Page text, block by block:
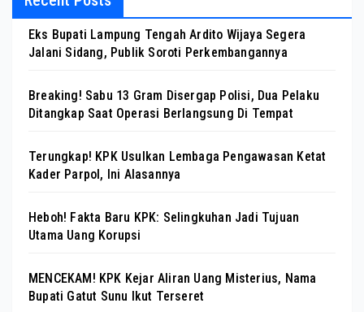
Eks Bupati Lampung Tengah Ardito Wijaya Segera
Jalani Sidang, Publik Soroti Perkembangannya
Breaking! Sabu 13 Gram Disergap Polisi, Dua Pelaku
Ditangkap Saat Operasi Berlangsung Di Tempat
Terungkap! KPK Usulkan Lembaga Pengawasan Ketat
Kader Parpol, Ini Alasannya
Heboh! Fakta Baru KPK: Selingkuhan Jadi Tujuan
Utama Uang Korupsi
MENCEKAM! KPK Kejar Aliran Uang Misterius, Nama
Bupati Gatut Sunu Ikut Terseret